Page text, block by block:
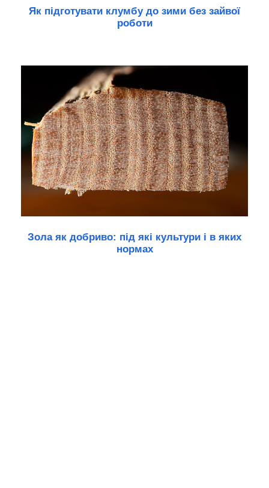
Як підготувати клумбу до зими без зайвої
роботи
Зола як добриво: під які культури і в яких
нормах